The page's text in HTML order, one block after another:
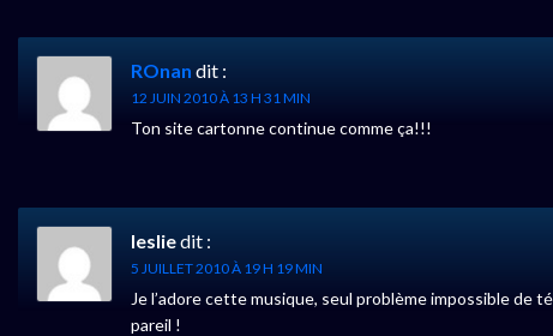
ROnan dit :
12 JUIN 2010 À 13 H 31 MIN
Ton site cartonne continue comme ça!!!
lesliedit :
5 JUILLET 2010 À 19 H 19 MIN
Je l’adore cette musique, seul problème impossible de
pareil !